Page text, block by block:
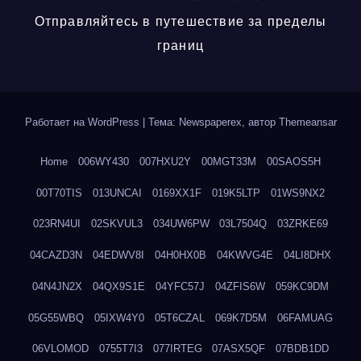
Отправляйтесь в путешествие за пределы
границ
Работает на WordPress Тема: Newspaperex, автор Themeansar
Home 006WY430 007HXU2Y 00MGT33M 00SAOS5H
00T70TIS 013UNCAI 0169XX1F 019K5LTP 01WS9NX2
023RN4UI 02SKVUL3 034UW6PW 03L7504Q 03ZRKE69
04CAZD3N 04EDWV8I 04H0HX0B 04KWVG4E 04LI8DHX
04N4JN2X 04QX9S1E 04YFC57J 04ZFIS6W 059KC9DM
05G55WBQ 05IXW4Y0 05T6CZAL 069K7D5M 06FAMUAG
06VLOMOD 0755T7I3 077IRTEG 07ASX5QF 07BDB1DD